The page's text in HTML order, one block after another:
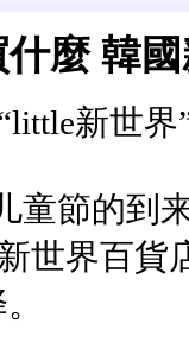
麼 韓
新世界
童節的到
世界百貨